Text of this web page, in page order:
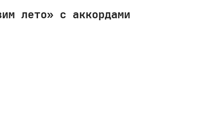
лето» с аккордами